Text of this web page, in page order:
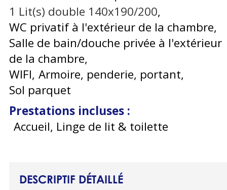
1 Lit(s) double 140x190/200
WC privatif à l'extérieur de la chambre
Salle de bain/douche privée à l'extérieur
de la chambre
WIFI Armoire, penderie, portant
Sol parquet
Prestations incluses :
Accueil, Linge de lit & toilette
DESCRIPTIF DÉTAILLÉ